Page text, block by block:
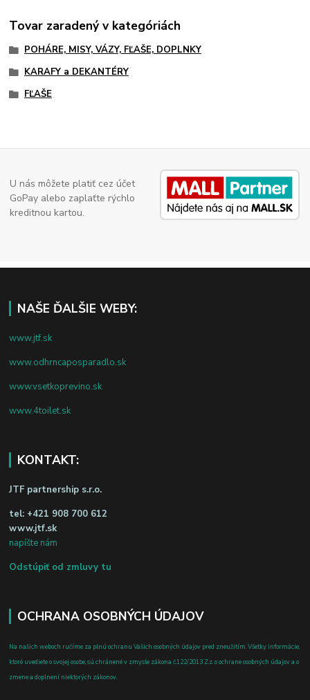
Tovar zaradený v kategóriách
POHÁRE, MISY, VÁZY, FĽAŠE, DOPLNKY
KARAFY a DEKANTÉRY
FĽAŠE
U nás môžete platiť cez účet
GoPay alebo zaplaťte rýchlo
kreditnou kartou.
NAŠE ĎALŠIE WEBY:
www.jtf.sk
www.odhrncaposparadlo.sk
www.vsetkoprevino.sk
www.4toilet.sk
KONTAKT:
JTF partnership s.r.o.
tel: +421 908 700 612
www.jtf.sk
napíšte nám
Odstúpiť od zmluvy tu
OCHRANA OSOBNÝCH ÚDAJOV
Na našich weboch ručíme za plnú ochranu Vašich osobných údajov pred zneužitím. Všetky informácie,
ktoré uvediete o svojej osobe, sú chránené v zmysle zákona č.122/2013 Z.z. o ochrane osobných údajov a o
zmene a doplnení niektorých zákonov.